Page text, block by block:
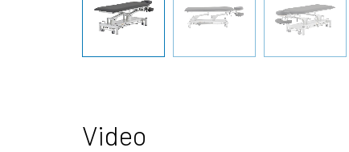
Video